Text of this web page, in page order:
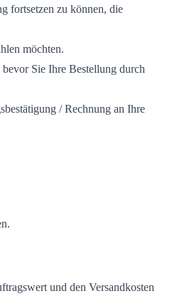
fortsetzen zu können, die
möchten.
Sie Ihre Bestellung durch
/ Rechnung an Ihre
und den Versandkosten